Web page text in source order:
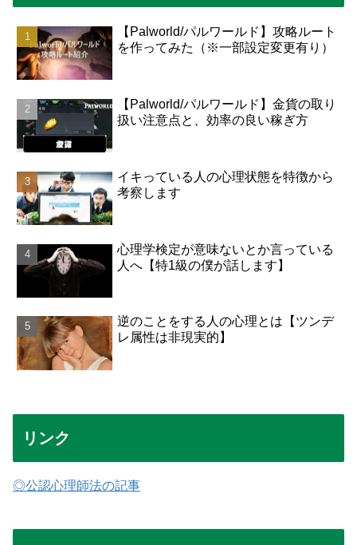
【Palworld/パルワールド】攻略ルート
を作ってみた（※一部設定変更有り）
【Palworld/パルワールド】金貨の取り
扱い注意点と、効率の良い稼ぎ方
イキっている人の心理状態を特徴から
考察します
心理学検定が意味ないとか言っている
人へ【特1級の僕が話します】
逆のことをする人の心理とは【ツンデ
レ属性は非現実的】
リンク
◎公認心理師法の記事